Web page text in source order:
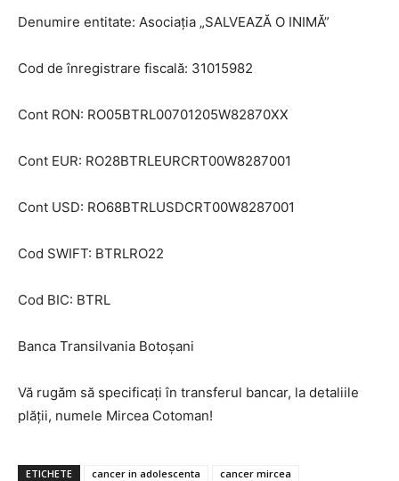
Utile
Contact
Denumire entitate: Asociația „SALVEAZĂ O INIMĂ”
Cod de înregistrare fiscală: 31015982
Cont RON: RO05BTRL00701205W82870XX
Cont EUR: RO28BTRLEURCRT00W8287001
Cont USD: RO68BTRLUSDCRT00W8287001
Cod SWIFT: BTRLRO22
Cod BIC: BTRL
Banca Transilvania Botoșani
Vă rugăm să specificați în transferul bancar, la detaliile
plății, numele Mircea Cotoman!
ETICHETE cancer in adolescenta
cancer mircea